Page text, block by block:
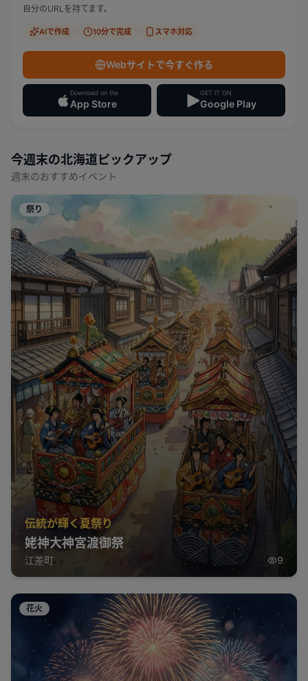
自分のURLを持てます。
AIで作成 10分で完成 スマホ対応
Webサイトで今すぐ作る
Download on the
App Store
GET IT ON
Google Play
今週末の北海道 ピックアップ
週末のおすすめイベント
祭り
伝統が輝く夏祭り
姥神大神宮渡御祭
江差町 9
花火